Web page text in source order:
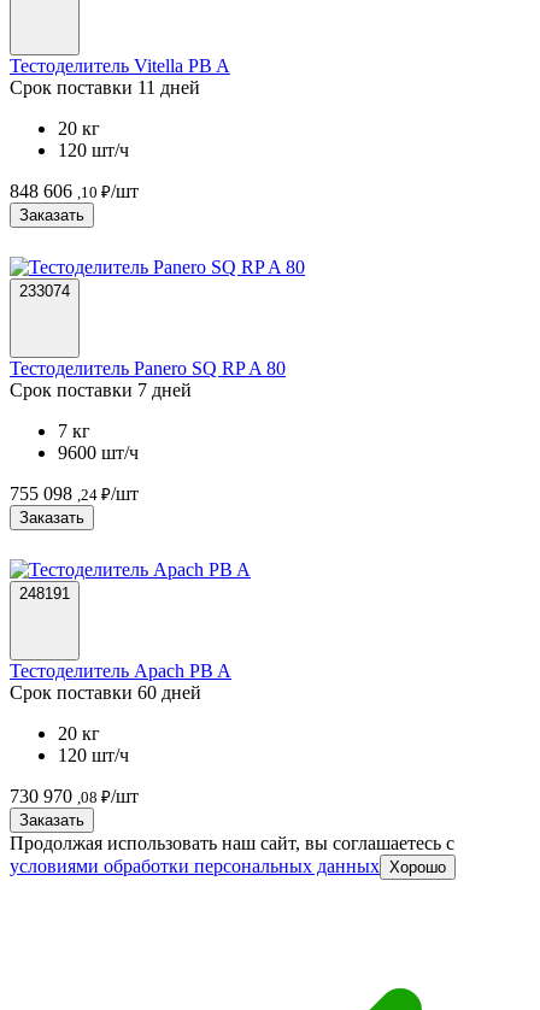
Тестоделитель Vitella PB A
Срок поставки 11 дней
20 кг
120 шт/ч
848 606 ,10 ₽/шт
Заказать
233074
Тестоделитель Panero SQ RP A 80
Срок поставки 7 дней
7 кг
9600 шт/ч
755 098 ,24 ₽/шт
Заказать
248191
Тестоделитель Apach PB A
Срок поставки 60 дней
20 кг
120 шт/ч
730 970 ,08 ₽/шт
Заказать
Продолжая использовать наш сайт, вы соглашаетесь c
условиями обработки персональных данных Хорошо